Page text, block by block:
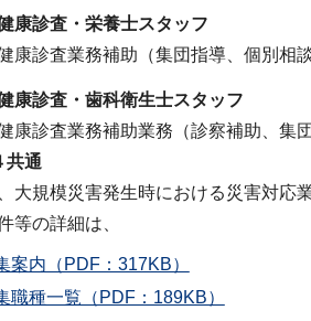
康診査・栄養士スタッフ
診査業務補助（集団指導、個別相談
康診査・歯科衛生士スタッフ
診査業務補助業務（診察補助、集団
通
規模災害発生時における災害対応業
の詳細は、
案内（PDF：317KB）
職種一覧（PDF：189KB）